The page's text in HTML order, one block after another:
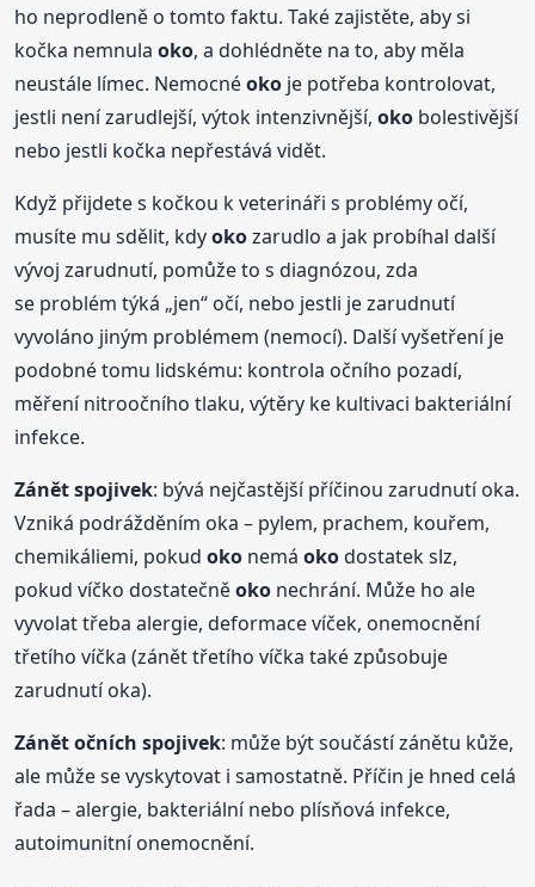
ho neprodleně o tomto faktu. Také zajistěte, aby si
kočka nemnulaoko, a dohlédněte na to, aby měla
neustále límec. Nemocnéoko je potřeba kontrolovat,
jestli není zarudlejší, výtok intenzivnější,oko bolestivější
nebo jestli kočka nepřestává vidět.
Když přijdete s kočkou k veterináři s problémy očí,
musíte mu sdělit, kdyokozarudlo a jak probíhal další
vývoj zarudnutí, pomůže to s diagnózou, zda
se problém týká „jen“ očí, nebo jestli je zarudnutí
vyvoláno jiným problémem (nemocí). Další vyšetření je
podobné tomu lidskému: kontrola očního pozadí,
měření nitroočního tlaku, výtěry ke kultivaci bakteriální
infekce.
Zánět spojivek: bývá nejčastější příčinou zarudnutí oka.
Vzniká podrážděním oka – pylem, prachem, kouřem,
chemikáliemi, pokudoko nemáokodostatek slz,
pokud víčko dostatečněoko nechrání. Může ho ale
vyvolat třeba alergie, deformace víček, onemocnění
třetího víčka (zánět třetího víčka také způsobuje
zarudnutí oka).
Zánět očních spojivek: může být součástí zánětu kůže,
ale může se vyskytovat i samostatně. Příčin je hned celá
řada – alergie, bakteriální nebo plísňová infekce,
autoimunitní onemocnění.